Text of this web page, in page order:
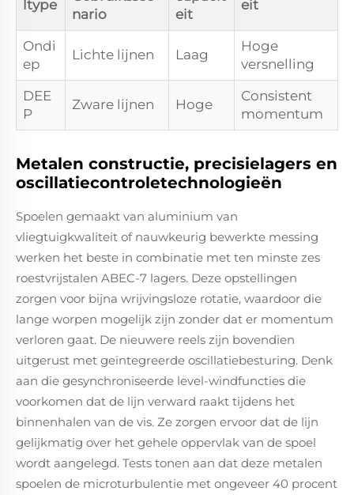
ltype
nario
eit
eit
Ondi
ep
Lichte lijnen Laag
Hoge
versnelling
DEE
P
Zware lijnen Hoge
Consistent
momentum
Metalen constructie, precisielagers en
oscillatiecontroletechnologieën
Spoelen gemaakt van aluminium van
vliegtuigkwaliteit of nauwkeurig bewerkte messing
werken het beste in combinatie met ten minste zes
roestvrijstalen ABEC-7 lagers. Deze opstellingen
zorgen voor bijna wrijvingsloze rotatie, waardoor die
lange worpen mogelijk zijn zonder dat er momentum
verloren gaat. De nieuwere reels zijn bovendien
uitgerust met geïntegreerde oscillatiebesturing. Denk
aan die gesynchroniseerde level-windfuncties die
voorkomen dat de lijn verward raakt tijdens het
binnenhalen van de vis. Ze zorgen ervoor dat de lijn
gelijkmatig over het gehele oppervlak van de spoel
wordt aangelegd. Tests tonen aan dat deze metalen
spoelen de microturbulentie met ongeveer 40 procent